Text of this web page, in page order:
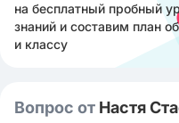
на бесплатный пробный
знаний и составим план
и классу
Вопрос от Настя